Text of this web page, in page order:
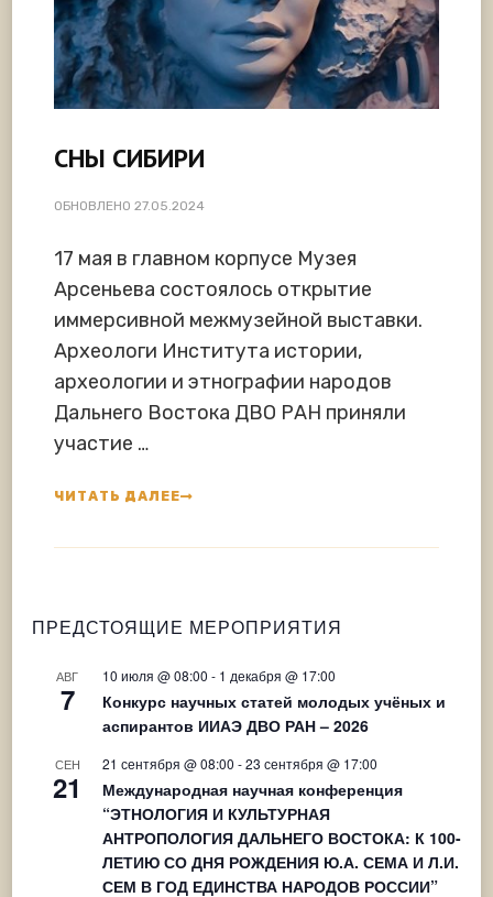
СНЫ СИБИРИ
ОБНОВЛЕНО 27.05.2024
17 мая в главном корпусе Музея
Арсеньева состоялось открытие
иммерсивной межмузейной выставки.
Археологи Института истории,
археологии и этнографии народов
Дальнего Востока ДВО РАН приняли
участие …
ЧИТАТЬ ДАЛЕЕ
ПРЕДСТОЯЩИЕ МЕРОПРИЯТИЯ
АВГ
7
10 июля @ 08:00 - 1 декабря @ 17:00
Конкурс научных статей молодых учёных и
аспирантов ИИАЭ ДВО РАН – 2026
СЕН
21
21 сентября @ 08:00 -23 сентября @ 17:00
Международная научная конференция
“ЭТНОЛОГИЯ И КУЛЬТУРНАЯ
АНТРОПОЛОГИЯ ДАЛЬНЕГО ВОСТОКА: К 100-
ЛЕТИЮ СО ДНЯ РОЖДЕНИЯ Ю.А. СЕМА И Л.И.
СЕМ В ГОД ЕДИНСТВА НАРОДОВ РОССИИ”